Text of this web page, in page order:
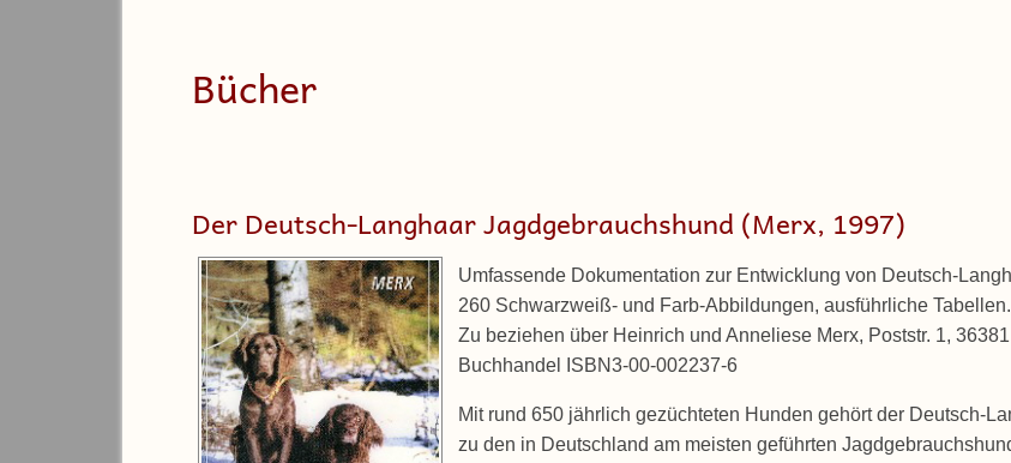
Bücher
Der Deutsch-Langhaar Jagdgebrauchshund (Merx, 1997)
Umfassende Dokumentation zur Entwicklung von Deutsch-
260 Schwarzweiß- und Farb-Abbildungen, ausführliche
Zu beziehen über Heinrich und Anneliese Merx, Poststr. 1,
Buchhandel ISBN3-00-002237-6
Mit rund 650 jährlich gezüchteten Hunden gehört der Deutsch-
zu den in Deutschland am meisten geführten